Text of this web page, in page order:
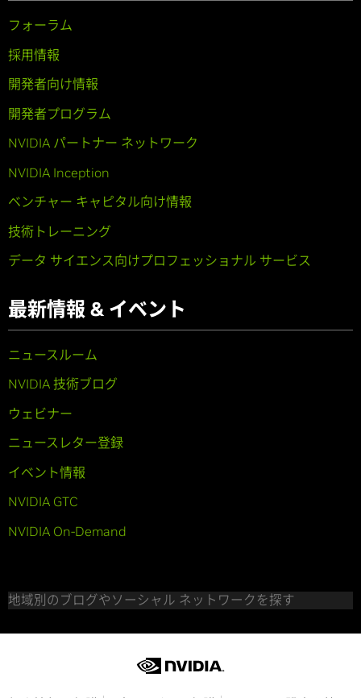
フォーラム
採用情報
開発者向け情報
開発者プログラム
NVIDIA パートナー ネットワーク
NVIDIA Inception
ベンチャー キャピタル向け情報
技術トレーニング
データ サイエンス向けプロフェッショナル サービス
最新情報 & イベント
ニュースルーム
NVIDIA 技術ブログ
ウェビナー
ニュースレター登録
イベント情報
NVIDIA GTC
NVIDIA On-Demand
地域別のブログやソーシャル ネットワークを探す